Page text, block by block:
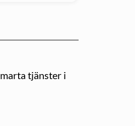
tjänster i